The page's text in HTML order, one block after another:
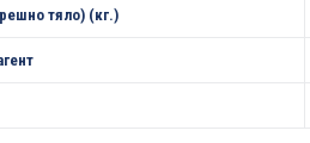
тяло) (кг.)